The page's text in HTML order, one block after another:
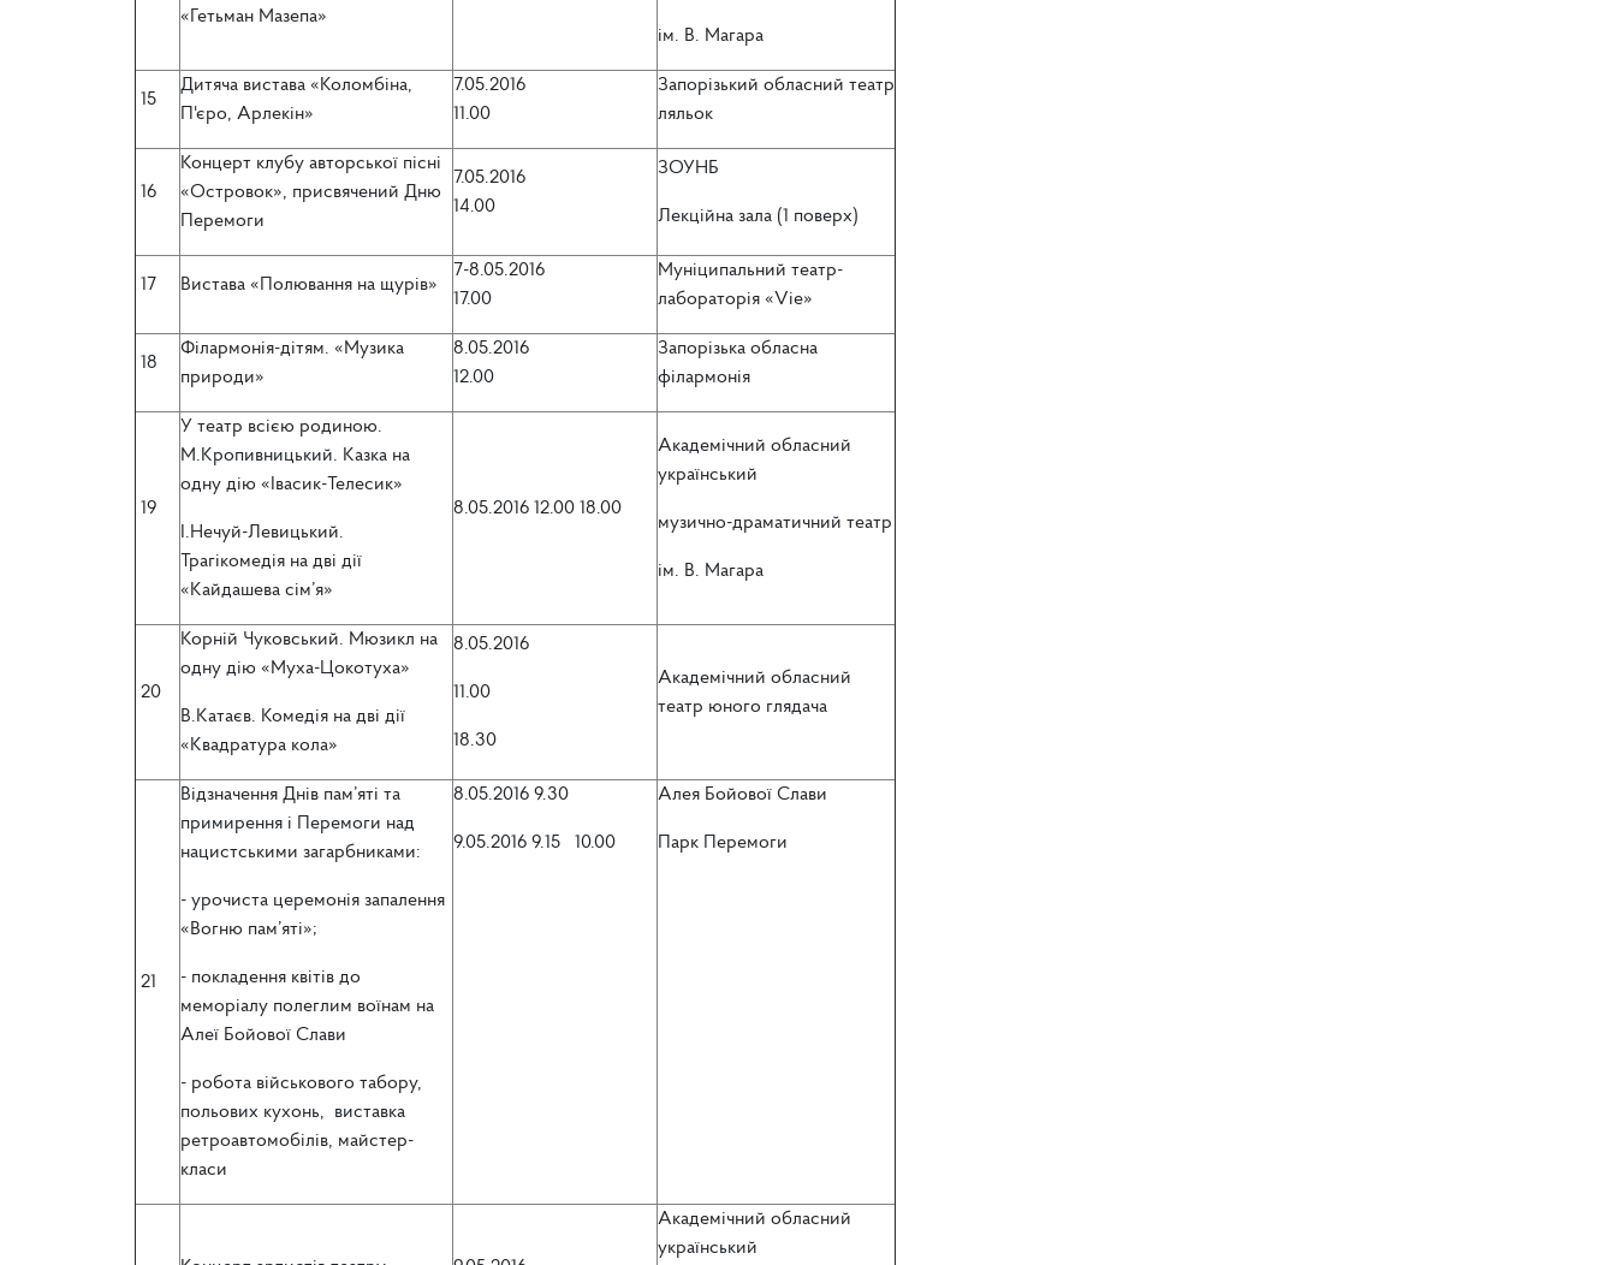
«Гетьман Мазепа»
ім. В. Магара
15
Дитяча вистава «Коломбіна,
П'єро, Арлекін»
7.05.2016
11.00
Запорізький обласний театр
ляльок
16
Концерт клубу авторської пісні
«Островок», присвячений Дню
Перемоги
7.05.2016
14.00
ЗОУНБ
Лекційна зала (1 поверх)
17 Вистава «Полювання на щурів»
7-8.05.2016
17.00
Муніципальний театр-
лабораторія «Vie»
18
Філармонія-дітям. «Музика
природи»
8.05.2016
12.00
Запорізька обласна
філармонія
19
У театр всією родиною.
М.Кропивницький. Казка на
одну дію «Івасик-Телесик»
І.Нечуй-Левицький.
Трагікомедія на дві дії
«Кайдашева сім’я»
8.05.2016 12.00 18.00
Академічний обласний
український
музично-драматичний театр
ім. В. Магара
20
Корній Чуковський. Мюзикл на
одну дію «Муха-Цокотуха»
В.Катаєв. Комедія на дві дії
«Квадратура кола»
8.05.2016
11.00
18.30
Академічний обласний
театр юного глядача
21
Відзначення Днів пам’яті та
примирення і Перемоги над
нацистськими загарбниками:
- урочиста церемонія запалення
«Вогню пам’яті»;
- покладення квітів до
меморіалу полеглим воїнам на
Алеї Бойової Слави
- робота військового табору,
польових кухонь, виставка
ретроавтомобілів, майстер-
класи
8.05.2016 9.30
9.05.2016 9.15 10.00
Алея Бойової Слави
Парк Перемоги
Академічний обласний
український